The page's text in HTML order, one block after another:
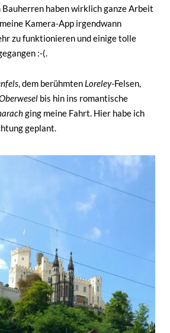
haben wirklich ganze Arbeit
Kamera-App irgendwann
zu funktionieren und einige tolle
:-(.
, dem berühmten Loreley-Felsen,
bis hin ins romantische
ging meine Fahrt. Hier habe ich
geplant.